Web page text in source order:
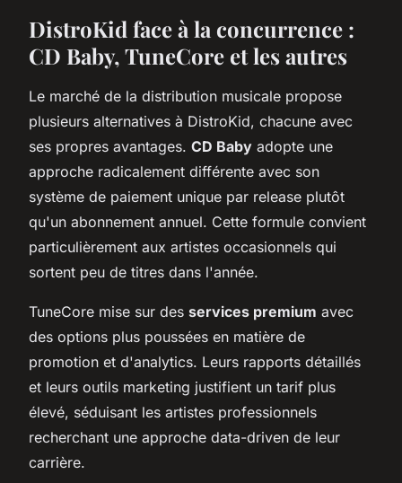
DistroKid face à la concurrence :
CD Baby, TuneCore et les autres
Le marché de la distribution musicale propose
plusieurs alternatives à DistroKid, chacune avec
ses propres avantages. CD Baby adopte une
approche radicalement différente avec son
système de paiement unique par release plutôt
qu'un abonnement annuel. Cette formule convient
particulièrement aux artistes occasionnels qui
sortent peu de titres dans l'année.
TuneCore mise sur des services premium avec
des options plus poussées en matière de
promotion et d'analytics. Leurs rapports détaillés
et leurs outils marketing justifient un tarif plus
élevé, séduisant les artistes professionnels
recherchant une approche data-driven de leur
carrière.